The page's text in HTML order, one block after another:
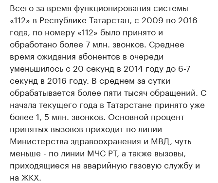
Всего за время функционирования системы
«112» в Республике Татарстан, с 2009 по 2016
года, по номеру «112» было принято и
обработано более 7 млн. звонков. Среднее
время ожидания абонентов в очереди
уменьшилось с 20 секунд в 2014 году до 6-7
секунд в 2016 году. В среднем за сутки
обрабатывается более пяти тысяч обращений. С
начала текущего года в Татарстане принято уже
более 1, 5 млн. звонков. Основной процент
принятых вызовов приходит по линии
Министерства здравоохранения и МВД, чуть
меньше - по линии МЧС РТ, а также вызовы,
приходящиеся на аварийную газовую службу и
на ЖКХ.